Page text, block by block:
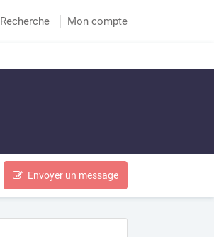
Recherche Mon compte
Envoyer un message